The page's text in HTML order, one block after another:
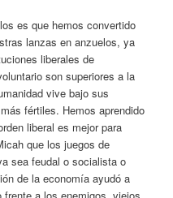
es que hemos convertido
lanzas en anzuelos, ya
liberales de
son superiores a la
vive bajo sus
fértiles. Hemos aprendido
liberal es mejor para
que los juegos de
sea feudal o socialista o
de la economía ayudó a